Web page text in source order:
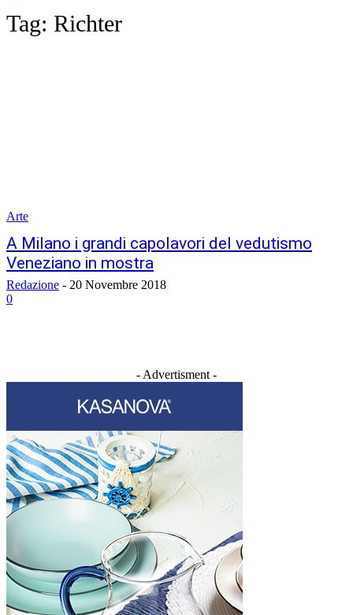
Tag: Richter
Arte
A Milano i grandi capolavori del vedutismo
Veneziano in mostra
Redazione - 20 Novembre 2018
0
- Advertisment -